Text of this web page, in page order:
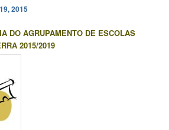
2015
DO AGRUPAMENTO DE ESCOLAS
2015/2019